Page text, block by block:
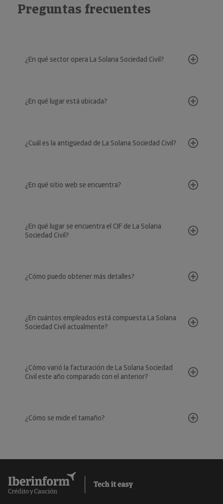
Preguntas frecuentes
¿En qué sector opera La Solana Sociedad Civil?
¿En qué lugar está ubicada?
¿Cuál es la antigüedad de La Solana Sociedad Civil?
¿En qué sitio web se encuentra?
¿En qué lugar se encuentra el CIF de La Solana
Sociedad Civil?
¿Cómo puedo obtener más detalles?
¿En cuántos empleados está compuesta La Solana
Sociedad Civil actualmente?
¿Cómo varió la facturación de La Solana Sociedad
Civil este año comparado con el anterior?
¿Cómo se mide el tamaño?